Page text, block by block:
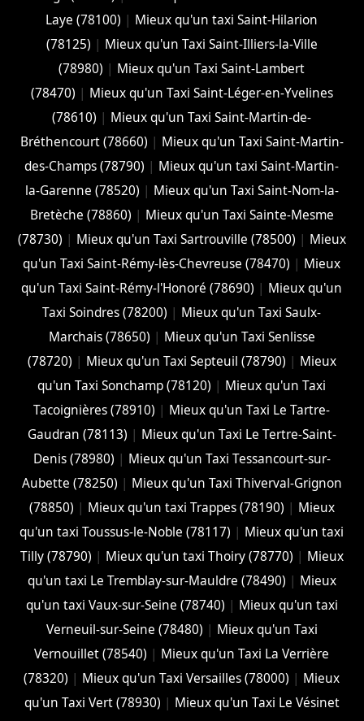
Laye (78100) | Mieux qu'un taxi Saint-Hilarion
(78125) | Mieux qu'un Taxi Saint-Illiers-la-Ville
(78980) | Mieux qu'un Taxi Saint-Lambert
(78470) | Mieux qu'un Taxi Saint-Léger-en-Yvelines
(78610) | Mieux qu'un Taxi Saint-Martin-de-
Bréthencourt (78660) | Mieux qu'un Taxi Saint-Martin-
des-Champs (78790) | Mieux qu'un taxi Saint-Martin-
la-Garenne (78520) | Mieux qu'un Taxi Saint-Nom-la-
Bretèche (78860) | Mieux qu'un Taxi Sainte-Mesme
(78730) | Mieux qu'un Taxi Sartrouville (78500) | Mieux
qu'un Taxi Saint-Rémy-lès-Chevreuse (78470) | Mieux
qu'un Taxi Saint-Rémy-l'Honoré (78690) | Mieux qu'un
Taxi Soindres (78200) | Mieux qu'un Taxi Saulx-
Marchais (78650) | Mieux qu'un Taxi Senlisse
(78720) | Mieux qu'un Taxi Septeuil (78790) | Mieux
qu'un Taxi Sonchamp (78120) | Mieux qu'un Taxi
Tacoignières (78910) | Mieux qu'un Taxi Le Tartre-
Gaudran (78113) | Mieux qu'un Taxi Le Tertre-Saint-
Denis (78980) | Mieux qu'un Taxi Tessancourt-sur-
Aubette (78250) | Mieux qu'un Taxi Thiverval-Grignon
(78850) | Mieux qu'un taxi Trappes (78190) | Mieux
qu'un taxi Toussus-le-Noble (78117) | Mieux qu'un taxi
Tilly (78790) | Mieux qu'un taxi Thoiry (78770) | Mieux
qu'un taxi Le Tremblay-sur-Mauldre (78490) | Mieux
qu'un taxi Vaux-sur-Seine (78740) | Mieux qu'un taxi
Verneuil-sur-Seine (78480) | Mieux qu'un Taxi
Vernouillet (78540) | Mieux qu'un Taxi La Verrière
(78320) | Mieux qu'un Taxi Versailles (78000) | Mieux
qu'un Taxi Vert (78930) | Mieux qu'un Taxi Le Vésinet